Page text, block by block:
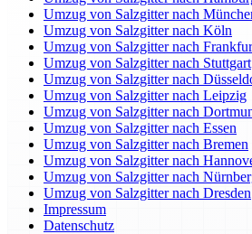
Umzug von Salzgitter nach
Umzug von Salzgitter nach Köln
Umzug von Salzgitter nach
Umzug von Salzgitter nach Stuttgart
Umzug von Salzgitter nach
Umzug von Salzgitter nach Leipzig
Umzug von Salzgitter nach
Umzug von Salzgitter nach Essen
Umzug von Salzgitter nach Bremen
Umzug von Salzgitter nach
Umzug von Salzgitter nach
Umzug von Salzgitter nach Dresden
Impressum
Datenschutz